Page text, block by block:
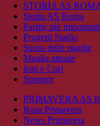
STORIA AS
Storia AS Roma
Partite più importanti
Progetti Stadio
Storia delle maglie
Maglia attuale
Inni e Cori
Sponsor
PRIMAVERA AS
Rosa Primavera
News Primavera